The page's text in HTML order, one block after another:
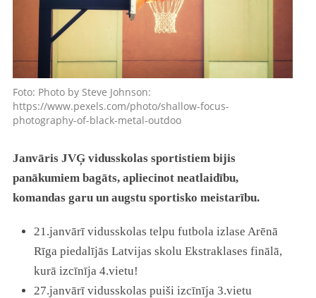
Foto: Photo by Steve Johnson:
https://www.pexels.com/photo/shallow-focus-
photography-of-black-metal-outdoo
Janvāris JVĢ vidusskolas sportistiem bijis
panākumiem bagāts, apliecinot neatlaidību,
komandas garu un augstu sportisko meistarību.
21.janvārī vidusskolas telpu futbola izlase Arēnā
Rīga piedalījās Latvijas skolu Ekstraklases finālā,
kurā izcīnīja 4.vietu!
27.janvārī vidusskolas puiši izcīnīja 3.vietu